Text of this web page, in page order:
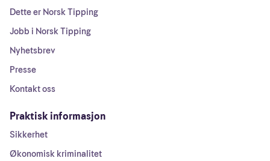
Dette er Norsk Tipping
Jobb i Norsk Tipping
Nyhetsbrev
Presse
Kontakt oss
Praktisk informasjon
Sikkerhet
Økonomisk kriminalitet